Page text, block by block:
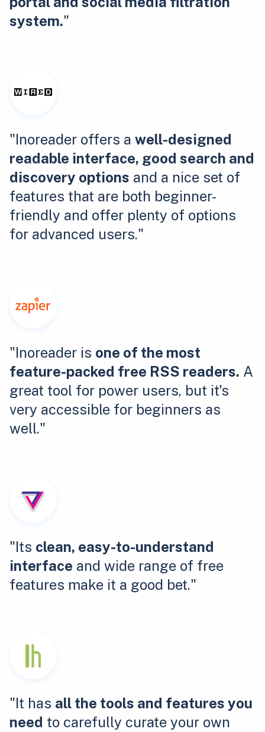
system."
"Inoreader offers a well-designed
readable interface, good search and
discovery options and a nice set of
features that are both beginner-
friendly and offer plenty of options
for advanced users."
"Inoreader is one of the most
feature-packed free RSS readers. A
great tool for power users, but it's
very accessible for beginners as
well."
"Its clean, easy-to-understand
interface and wide range of free
features make it a good bet."
"It has all the tools and features you
need to carefully curate your own